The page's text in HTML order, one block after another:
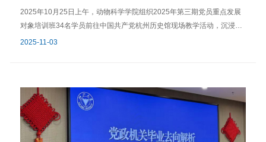
有效帮扶交流经验。随后，会议通报了学院近期在经济困难学生资助、
毕业生就业落实等方面的工作安排。本次会议的召开，不仅提升了德育
办公室2025年11月10日
2025年10月25日上午，动物科学学院组织2025年第三期党员重点发展
对象培训班34名学员前往中国共产党杭州历史馆现场教学活动，沉浸式
开展党史学习教育。 中国共产党杭州历史馆作为展现杭州地方党组织发
命伟大胜利的杭州篇章”、“完成社会主义革命和推进社会主义建设的杭州
记忆”、“进行改革开放和社会主义现代化建设的杭州实践”和“打造中国特
色社会主义新时代的杭州样本”四大主题展区，深入了解了杭州地方党组
织的发展脉络。通过此次现场教学活动，帮助参训学员从党史中汲取精
2025-11-03